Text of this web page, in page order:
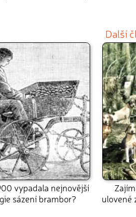
Další
vypadala nejnovější
sázení brambor?
ulovené